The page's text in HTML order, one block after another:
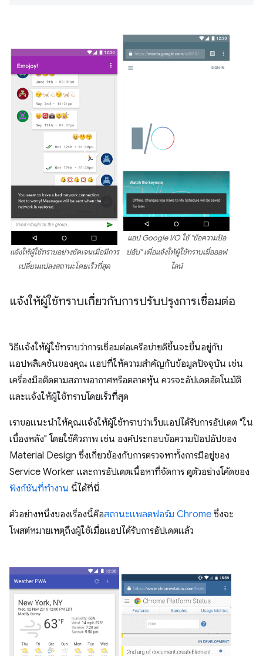
แจ้งให้ผู้ใช้ทราบอย่างชัดเจนเมื่อมีการ
เปลี่ยนแปลงสถานะโดยเร็วที่สุด
แอป Google I/O ใช้ "ข้อความป๊อ
ปอัป" เพื่อแจ้งให้ผู้ใช้ทราบเมื่อออฟ
ไลน์
แจ้งให้ผู้ใช้ทราบเกี่ยวกับการปรับปรุงการเชื่อมต่อ
วิธีแจ้งให้ผู้ใช้ทราบว่าการเชื่อมต่อเครือข่ายดีขึ้นจะขึ้นอยู่กับ
แอปพลิเคชันของคุณ แอปที่ให้ความสำคัญกับข้อมูลปัจจุบัน เช่น
เครื่องมือติดตามสภาพอากาศหรือตลาดหุ้น ควรจะอัปเดตอัตโนมัติ
และแจ้งให้ผู้ใช้ทราบโดยเร็วที่สุด
เราขอแนะนำให้คุณแจ้งให้ผู้ใช้ทราบว่าเว็บแอปได้รับการอัปเดต "ใน
เบื้องหลัง" โดยใช้คิวภาพ เช่น องค์ประกอบข้อความป๊อปอัปของ
Material Design ซึ่งเกี่ยวข้องกับการตรวจหาทั้งการมีอยู่ของ
Service Worker และการอัปเดตเนื้อหาที่จัดการ ดูตัวอย่างโค้ดของ
ฟังก์ชันที่ทำงาน นี้ได้ที่นี่
ตัวอย่างหนึ่งของเรื่องนี้คือสถานะแพลตฟอร์ม Chrome ซึ่งจะ
โพสต์หมายเหตุถึงผู้ใช้เมื่อแอปได้รับการอัปเดตแล้ว